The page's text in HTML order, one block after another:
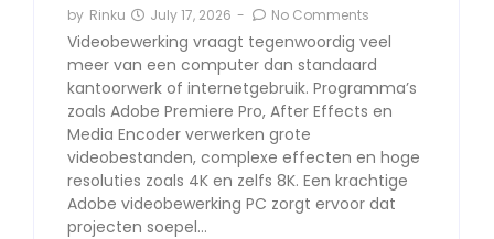
by Rinku July 17, 2026 - No Comments
Videobewerking vraagt tegenwoordig veel
meer van een computer dan standaard
kantoorwerk of internetgebruik. Programma’s
zoals Adobe Premiere Pro, After Effects en
Media Encoder verwerken grote
videobestanden, complexe effecten en hoge
resoluties zoals 4K en zelfs 8K. Een krachtige
Adobe videobewerking PC zorgt ervoor dat
projecten soepel…